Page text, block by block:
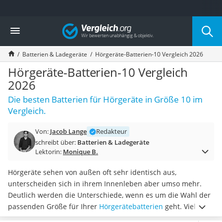
Die beliebtesten Vergleiche nach Kategorie
Elektronik
Powerstation
Monitor 32 Zoll 4K
Fernseher
Drucker
Desktop-PC
Monitor
Diascanner
Laser-Multifunktionsdrucker
Powerline-Adapter
Powerstation mit Solarpanel
Soundbar
17-Zoll-Laptop
Satellitenschüssel
Gaming-Headset
Schnurloses Telefon
Vergleich
Batterien & Ladegeräte Hörgeräte-Batterien-10 Vergleich 2026
Hörgeräte-Batterien-10 Vergleich
2026
Die besten Batterien für Hörgeräte in Größe 10 im
Vergleich.
Von: Jacob Lange
Redakteur
schreibt über: Batterien & Ladegeräte
Lektorin: Monique B.
Hörgeräte sehen von außen oft sehr identisch aus,
unterscheiden sich in ihrem Innenleben aber umso mehr.
Deutlich werden die Unterschiede, wenn es um die Wahl der
passenden Größe für Ihrer Hörgerätebatterien geht. Viele
Anbieter bieten Sets für einen großen Vorrat an und viele